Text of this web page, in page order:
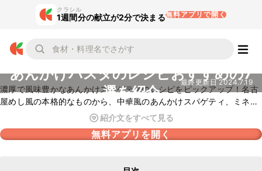
クラシル
1週間分の献立が2分で決まる無料アプリで開く
あんかけパスタのレシピおすすめの7
選を紹介
最終更新日2024.7.19
濃厚で風味豊かなあんかけスパゲティのレシピをピックアップ！名古
屋めし風の本格的なものから、中華風のあんかけスパゲティ、ミネス
トローネの旨味を生かしたバリエーションまでお楽しみいただけます
よ。豚汁をアレンジしたあんかけ焼きスパゲティなどのアレンジレシ
ピもおすすめです。さまざまなあんかけパスタのおいしさを味わって
紹介文をすべて見る
無料アプリを開く